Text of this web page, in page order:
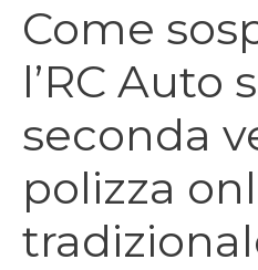
Come
l’RC Auto
seconda
polizza